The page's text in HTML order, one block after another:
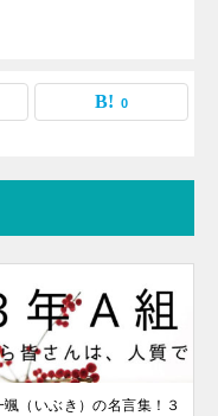
0
颯（いぶき）の名言集！３